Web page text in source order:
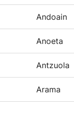
Andoain
Anoeta
Antzuola
Arama